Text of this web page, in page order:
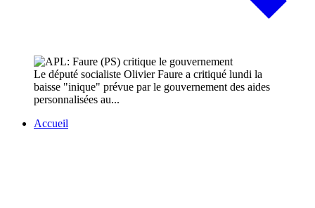
Le député socialiste Olivier Faure a critiqué lundi la
baisse "inique" prévue par le gouvernement des aides
personnalisées au...
Accueil